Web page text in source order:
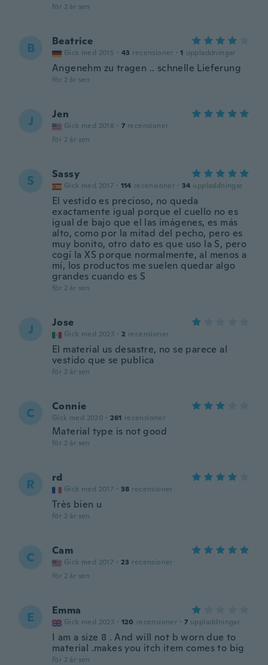
för 2 år sen
B Beatrice
Gick med 2015 · 43 recensioner · 1 uppladdningar
Angenehm zu tragen .. schnelle Lieferung
för 2 år sen
J Jen
Gick med 2018 · 7 recensioner
för 2 år sen
S Sassy
Gick med 2017 · 114 recensioner · 34 uppladdningar
El vestido es precioso, no queda
exactamente igual porque el cuello no es
igual de bajo que el las imágenes, es más
alto, como por la mitad del pecho, pero es
muy bonito, otro dato es que uso la S, pero
cogí la XS porque normalmente, al menos a
mí, los productos me suelen quedar algo
grandes cuando es S
för 2 år sen
J Jose
Gick med 2023 · 2 recensioner
El material us desastre, no se parece al
vestido que se publica
för 2 år sen
C Connie
Gick med 2020 · 261 recensioner
Material type is not good
för 2 år sen
R rd
Gick med 2017 · 38 recensioner
Très bien u
för 2 år sen
C Cam
Gick med 2017 · 23 recensioner
för 2 år sen
E Emma
Gick med 2023 · 120 recensioner · 7 uppladdningar
I am a size 8 . And will not b worn due to
material .makes you itch item comes to big
för 2 år sen